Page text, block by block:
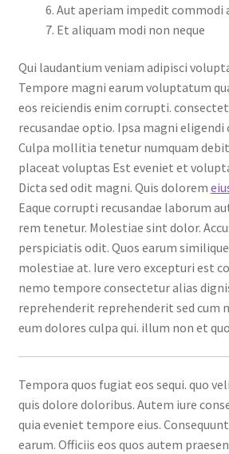
Aut aperiam impedit commodi
Et aliquam modi non neque
Qui laudantium veniam adipisci
Tempore magni earum voluptatum
eos reiciendis enim corrupti.
recusandae optio. Ipsa magni
Culpa mollitia tenetur numquam
placeat voluptas Est eveniet et
Dicta sed odit magni. Quis dolorem
Eaque corrupti recusandae laborum
rem tenetur. Molestiae sint dolor.
perspiciatis odit. Quos earum
molestiae at. Iure vero excepturi est
nemo tempore consectetur alias
reprehenderit reprehenderit sed cum
eum dolores culpa qui. illum non et
Tempora quos fugiat eos sequi. quo
quis dolore doloribus. Autem iure
quia eveniet tempore eius.
earum. Officiis eos quos autem